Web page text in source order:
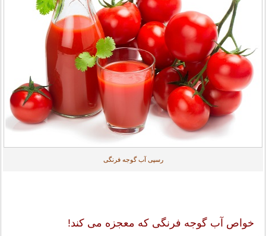
رسپی آب گوجه فرنگی
خواص آب گوجه فرنگی که معجزه می کند!